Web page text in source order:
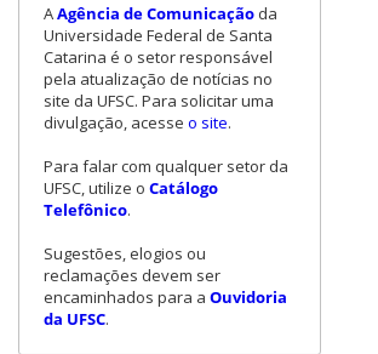
AAgência de Comunicação da
Universidade Federal de Santa
Catarina é o setor responsável
pela atualização de notícias no
site da UFSC. Para solicitar uma
divulgação, acesse o site.
Para falar com qualquer setor da
UFSC, utilize o Catálogo
Telefônico.
Sugestões, elogios ou
reclamações devem ser
encaminhados para a Ouvidoria
da UFSC.